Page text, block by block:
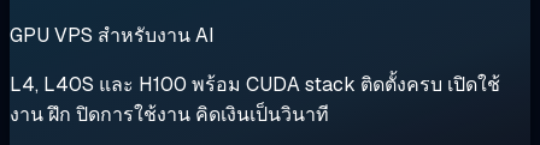
GPU VPS สำหรับงาน AI
L4, L40S และ H100 พร้อม CUDA stack ติดตั้งครบ เปิดใช้
งาน ฝึก ปิดการใช้งาน คิดเงินเป็นวินาที